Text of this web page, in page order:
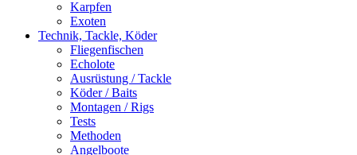
Karpfen
Exoten
Technik, Tackle, Köder
Fliegenfischen
Echolote
Ausrüstung / Tackle
Köder / Baits
Montagen / Rigs
Tests
Methoden
Angelboote